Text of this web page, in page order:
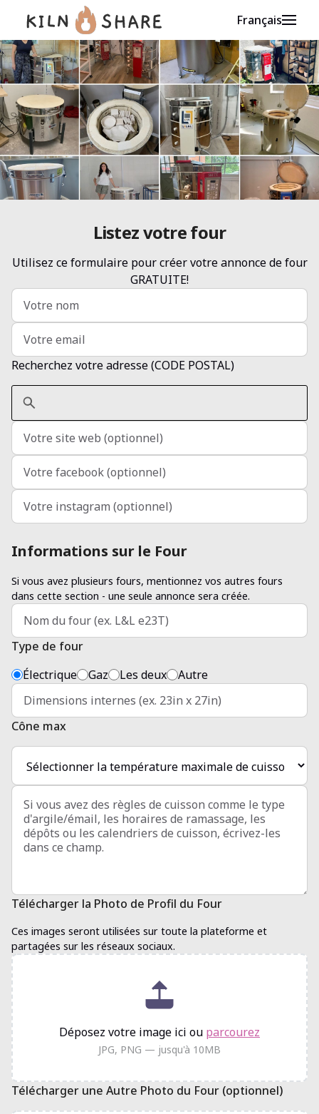
Français
Listez votre four
Utilisez ce formulaire pour créer votre annonce de four
GRATUITE!
Recherchez votre adresse (CODE POSTAL)
Informations sur le Four
Si vous avez plusieurs fours, mentionnez vos autres fours
dans cette section - une seule annonce sera créée.
Type de four
Électrique
Gaz Les deux Autre
Cône max
Télécharger la Photo de Profil du Four
Ces images seront utilisées sur toute la plateforme et
partagées sur les réseaux sociaux.
Déposez votre image ici ou parcourez
JPG, PNG — jusqu'à 10MB
Télécharger une Autre Photo du Four (optionnel)